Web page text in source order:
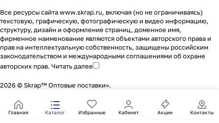
Все ресурсы сайта www.skrap.ru, включая (но не ограничиваясь)
текстовую, графическую, фотографическую и видео информацию,
структуру, дизайн и оформление страниц, доменное имя,
фирменное наименование являются объектами авторского права и
прав на интеллектуальную собственность, защищены российским
законодательством и международными соглашениями об охране
авторских прав. Читать далее
2026 © Skrap™ Оптовые поставки».
Главная Каталог Избранные Кабинет Акции Контакты